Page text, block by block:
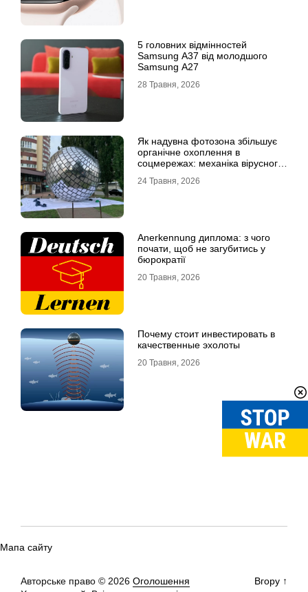
5 головних відмінностей
Samsung A37 від молодшого
Samsung A27
28 Травня, 2026
Як надувна фотозона збільшує
органічне охоплення в
соцмережах: механіка вірусного
24 Травня, 2026
Anerkennung диплома: з чого
почати, щоб не загубитись у
бюрократії
20 Травня, 2026
Почему стоит инвестировать в
качественные эхолоты
20 Травня, 2026
Мапа сайту
Авторське право © 2026 Оголошення
Вгору ↑